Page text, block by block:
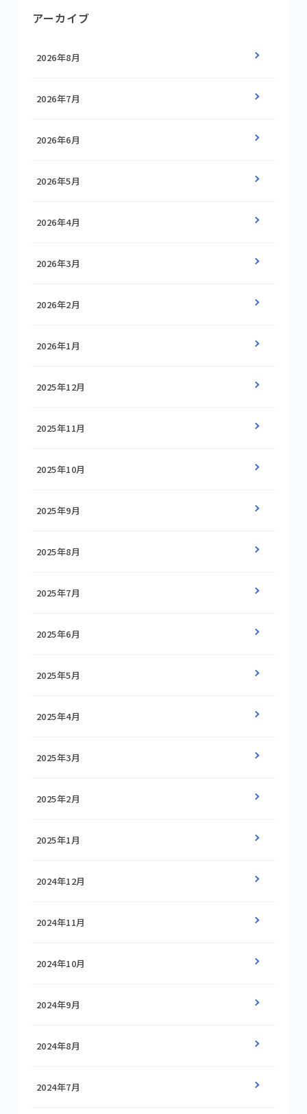
アーカイブ
2026年8月
2026年7月
2026年6月
2026年5月
2026年4月
2026年3月
2026年2月
2026年1月
2025年12月
2025年11月
2025年10月
2025年9月
2025年8月
2025年7月
2025年6月
2025年5月
2025年4月
2025年3月
2025年2月
2025年1月
2024年12月
2024年11月
2024年10月
2024年9月
2024年8月
2024年7月